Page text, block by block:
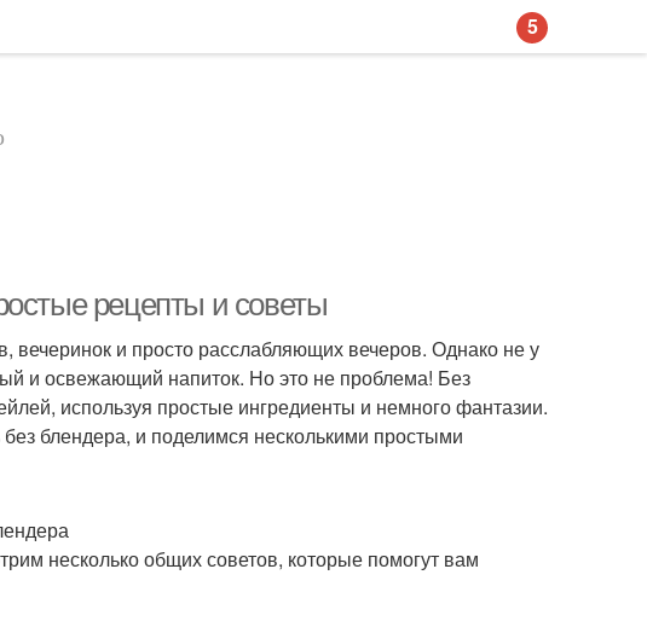
рецепты и советы
вечеринок и просто расслабляющих вечеров. Однако не у
и освежающий напиток. Но это не проблема! Без
используя простые ингредиенты и немного фантазии.
блендера, и поделимся несколькими простыми
несколько общих советов, которые помогут вам
5